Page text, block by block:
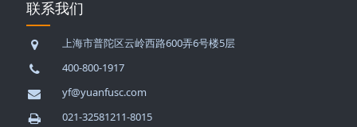
联系我们
上海市普陀区云岭西路600弄6号楼5层
400-800-1917
yf@yuanfusc.com
021-32581211-8015